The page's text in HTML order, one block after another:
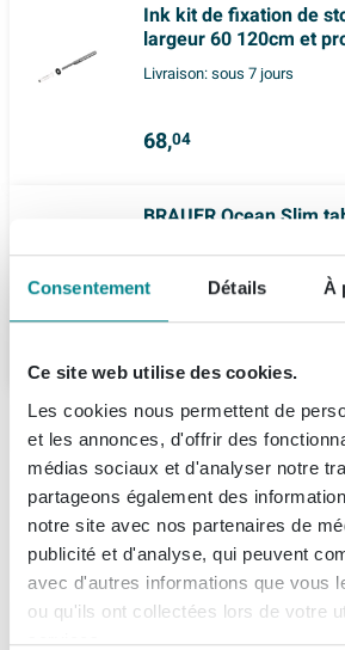
Consentement Détails À
Ce site web utilise des cookies.
Les cookies nous permettent de
et les annonces, d'offrir des
médias sociaux et d'analyser notre
partageons également des
notre site avec nos partenaires de
publicité et d'analyse, qui peuvent
avec d'autres informations que vous
ou qu'ils ont collectées lors de votre
services.
Ink kit de fixation de
largeur 60 120cm et
Livraison:sous 7 jours
68,04
BRAUER Ocean Slim
Livraison:7 - 8 semaines
Description
BRAUER Tablette - 60cm -
Cette magnifique tablette BRAUER
60cm avec un design viking shield
parfait pour toute salle de bains.
fonctionnalité avec un design
Spécifications
Numéro d'article
Numéro de fournisseur
Fiches techniques
À propos de Brauer